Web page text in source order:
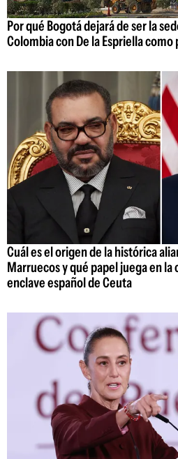
Por qué Bogotá dejará de ser la
Colombia con De la Espriella
Cuál es el origen de la histórica
Marruecos y qué papel juega en
enclave español de Ceuta